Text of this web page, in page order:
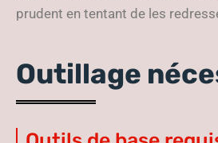
prudent en tentant de les
Outillage